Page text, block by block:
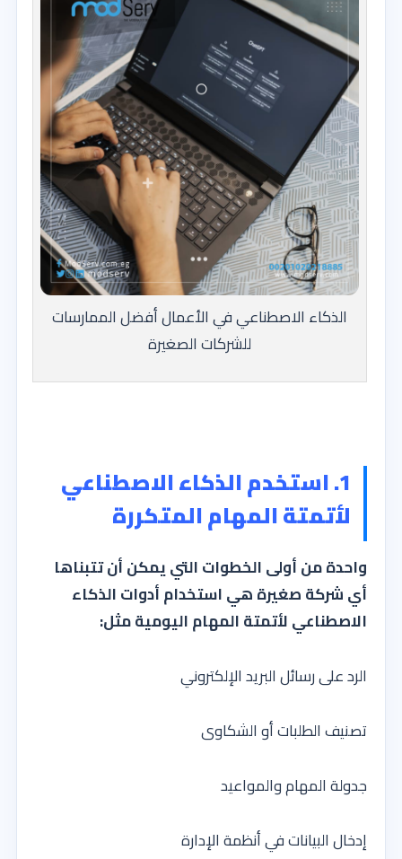
الذكاء الاصطناعي في الأعمال أفضل الممارسات
للشركات الصغيرة
1. استخدم الذكاء الاصطناعي
لأتمتة المهام المتكررة
واحدة من أولى الخطوات التي يمكن أن تتبناها
أي شركة صغيرة هي استخدام أدوات الذكاء
الاصطناعي لأتمتة المهام اليومية مثل:
الرد على رسائل البريد الإلكتروني
تصنيف الطلبات أو الشكاوى
جدولة المهام والمواعيد
إدخال البيانات في أنظمة الإدارة